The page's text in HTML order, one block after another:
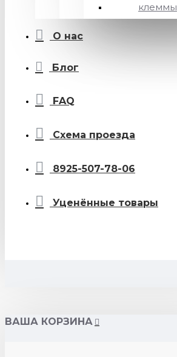
клеммы
О нас
Блог
FAQ
Схема проезда
8925-507-78-06
Уценённые товары
ВАША КОРЗИНА